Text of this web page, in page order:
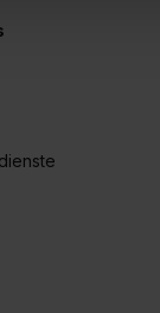
zur Platzierung
Weitere